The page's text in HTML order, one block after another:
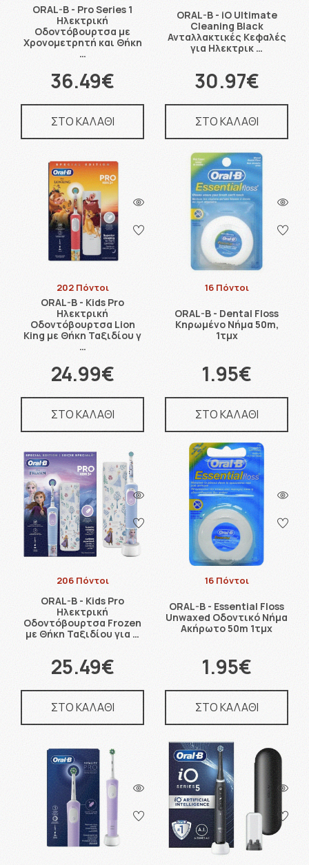
ORAL-B - Pro Series 1
Ηλεκτρική
Οδοντόβουρτσα με
Χρονομετρητή και Θήκη
…
36.49€
ΣΤΟ ΚΑΛΑΘΙ
ORAL-B - iO Ultimate
Cleaning Black
Ανταλλακτικές Κεφαλές
για Ηλεκτρικ …
30.97€
ΣΤΟ ΚΑΛΑΘΙ
202 Πόντοι
ORAL-B - Kids Pro
Ηλεκτρική
Οδοντόβουρτσα Lion
King με Θήκη Ταξιδίου γ
…
24.99€
ΣΤΟ ΚΑΛΑΘΙ
16 Πόντοι
ORAL-B - Dental Floss
Κηρωμένο Νήμα 50m,
1τμχ
1.95€
ΣΤΟ ΚΑΛΑΘΙ
206 Πόντοι
ORAL-B - Kids Pro
Ηλεκτρική
Οδοντόβουρτσα Frozen
με Θήκη Ταξιδίου για …
25.49€
ΣΤΟ ΚΑΛΑΘΙ
16 Πόντοι
ORAL-B - Essential Floss
Unwaxed Οδοντικό Νήμα
Ακήρωτο 50m 1τμχ
1.95€
ΣΤΟ ΚΑΛΑΘΙ